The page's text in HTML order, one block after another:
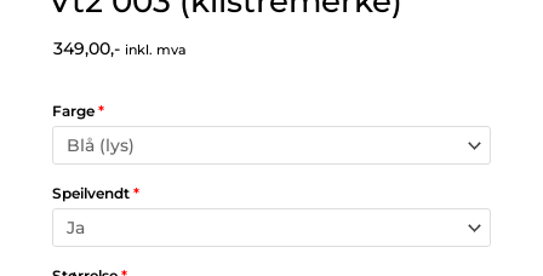
349,00,- inkl. mva
Farge *
Speilvendt *